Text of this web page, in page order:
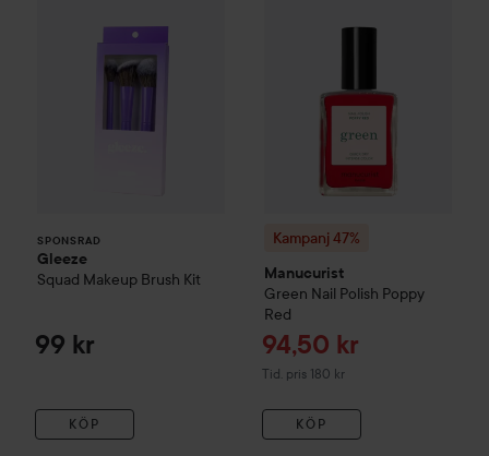
SPONSRAD
Gleeze
Squad Makeup Brush Kit
99 kr
KÖP
Kampanj 47%
Manucurist
Green Nail Polish Poppy
Red
Reapris
94,50 kr
Tid. pris 180 kr
Tidigare pris 180 kr
KÖP